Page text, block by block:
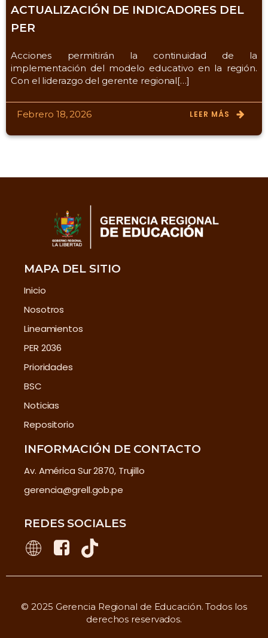
ACTUALIZACIÓN DE INDICADORES DEL
PER
Acciones permitirán la continuidad de la
implementación del modelo educativo en la región.
Con el liderazgo del gerente regional[…]
Febrero 18, 2026 LEER MÁS
MAPA DEL SITIO
Inicio
Nosotros
Lineamientos
PER 2036
Prioridades
BSC
Noticias
Repositorio
INFORMACIÓN DE CONTACTO
Av. América Sur 2870, Trujillo
gerencia@grell.gob.pe
REDES SOCIALES
© 2025 Gerencia Regional de Educación. Todos los
derechos reservados.